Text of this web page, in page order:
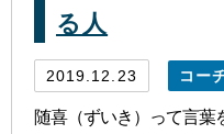
る人
2019.12.23 コー
随喜（ずいき）って言葉